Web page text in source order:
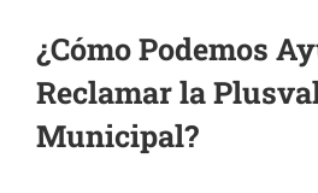
¿Cómo Podemos
Reclamar la
Municipal?